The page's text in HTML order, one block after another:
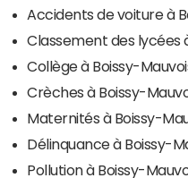
Accidents de voiture à
Classement des lycées
Collège à Boissy-
Crèches à Boissy-
Maternités à Boissy-
Délinquance à Boissy-
Pollution à Boissy-